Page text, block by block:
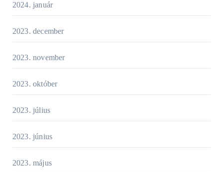
2024. január
2023. december
2023. november
2023. október
2023. július
2023. június
2023. május